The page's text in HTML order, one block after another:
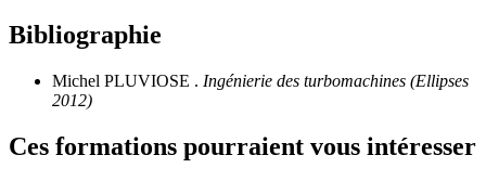
Bibliographie
Michel PLUVIOSE . Ingénierie des turbomachines (Ellipses
2012)
Ces formations pourraient vous intéresser